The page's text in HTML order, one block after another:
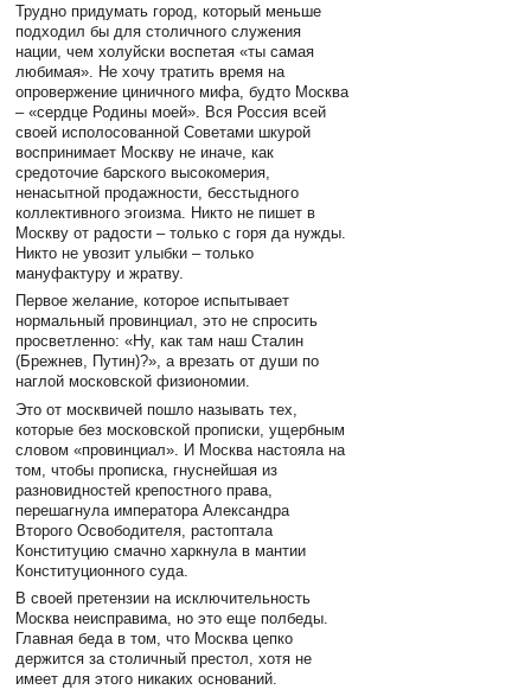
Трудно придумать город, который меньше
подходил бы для столичного служения
нации, чем холуйски воспетая «ты самая
любимая». Не хочу тратить время на
опровержение циничного мифа, будто Москва
– «сердце Родины моей». Вся Россия всей
своей исполосованной Советами шкурой
воспринимает Москву не иначе, как
средоточие барского высокомерия,
ненасытной продажности, бесстыдного
коллективного эгоизма. Никто не пишет в
Москву от радости – только с горя да нужды.
Никто не увозит улыбки – только
мануфактуру и жратву.
Первое желание, которое испытывает
нормальный провинциал, это не спросить
просветленно: «Ну, как там наш Сталин
(Брежнев, Путин)?», а врезать от души по
наглой московской физиономии.
Это от москвичей пошло называть тех,
которые без московской прописки, ущербным
словом «провинциал». И Москва настояла на
том, чтобы прописка, гнуснейшая из
разновидностей крепостного права,
перешагнула императора Александра
Второго Освободителя, растоптала
Конституцию смачно харкнула в мантии
Конституционного суда.
В своей претензии на исключительность
Москва неисправима, но это еще полбеды.
Главная беда в том, что Москва цепко
держится за столичный престол, хотя не
имеет для этого никаких оснований.